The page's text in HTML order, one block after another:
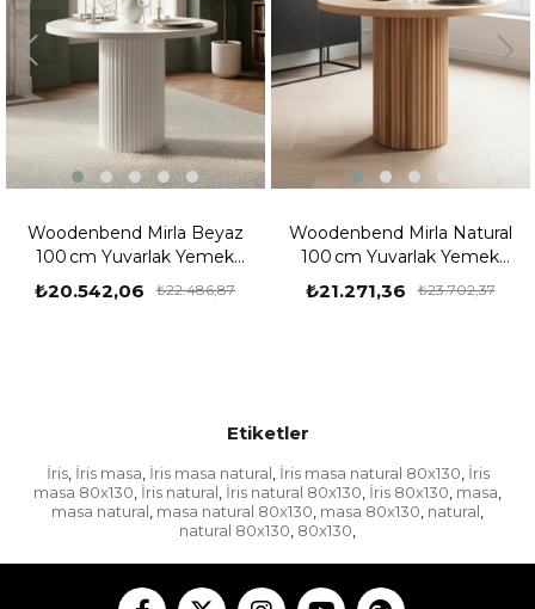
Woodenbend Mirla Natural
100 cm Yuvarlak Yemek
Masası – Bohem & İskandinav
₺21.271,36 ₺23.702,37
Woodenbend Mirla
100 cm Yuvarlak
Masası – Bohem &
₺21.271,36
Etiketler
İris, İris masa İris masa natural İris masa natural 80x130 İris
masa 80x130 İris natural İris natural 80x130 İris 80x130 masa
masa natural masa natural 80x130 masa 80x130 natural
natural 80x130 80x130